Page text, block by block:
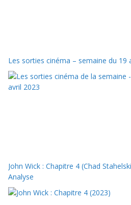
Les sorties cinéma – semaine du 19
John Wick : Chapitre 4 (Chad
Analyse